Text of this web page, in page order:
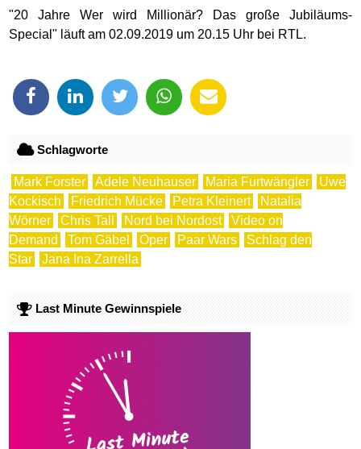
"20 Jahre Wer wird Millionär? Das große Jubiläums-
Special" läuft am 02.09.2019 um 20.15 Uhr bei RTL.
Schlagworte
Mark Forster Adele Neuhauser Maria Furtwängler
Uwe
Kockisch
Friedrich Mücke Petra Kleinert
Natalia
Wörner
Chris Tall Nord bei Nordost
Video on
Demand
Tom Gäbel Oper Paar Wars
Schlag den
Star
Jana Ina Zarrella
Last Minute Gewinnspiele